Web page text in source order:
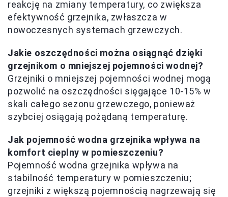
reakcję na zmiany temperatury, co zwiększa
efektywność grzejnika, zwłaszcza w
nowoczesnych systemach grzewczych.
Jakie oszczędności można osiągnąć dzięki
grzejnikom o mniejszej pojemności wodnej?
Grzejniki o mniejszej pojemności wodnej mogą
pozwolić na oszczędności sięgające 10-15% w
skali całego sezonu grzewczego, ponieważ
szybciej osiągają pożądaną temperaturę.
Jak pojemność wodna grzejnika wpływa na
komfort cieplny w pomieszczeniu?
Pojemność wodna grzejnika wpływa na
stabilność temperatury w pomieszczeniu;
grzejniki z większą pojemnością nagrzewają się